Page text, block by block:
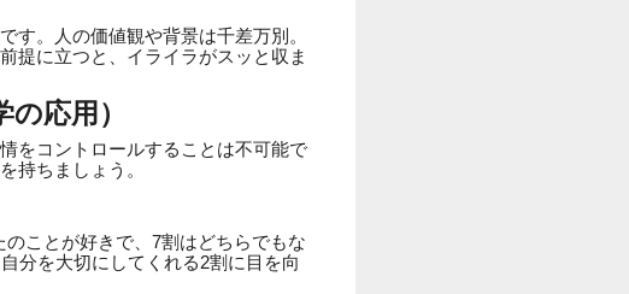
す。人の価値観や背景は千差万別。
提に立つと、イライラがスッと収ま
応用）
をコントロールすることは不可能で
持ちましょう。
ことが好きで、7割はどちらでもな
分を大切にしてくれる2割に目を向